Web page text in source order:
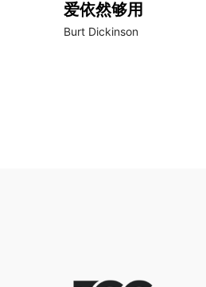
爱依然够用
Burt Dickinson